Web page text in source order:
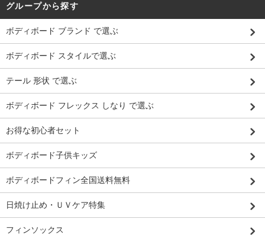
グループから探す
ボディボード ブランド で選ぶ
ボディボード スタイルで選ぶ
テール 形状 で選ぶ
ボディボード フレックス しなり で選ぶ
お得な初心者セット
ボディボード子供キッズ
ボディボードフィン全国送料無料
日焼け止め・ＵＶケア特集
フィンソックス